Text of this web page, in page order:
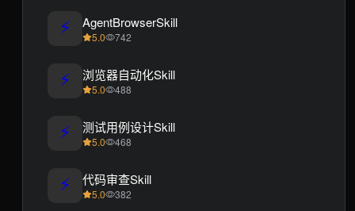
⚡ AgentBrowserSkill
5.0 742
⚡ 浏览器自动化Skill
5.0 488
⚡ 测试用例设计Skill
5.0 468
⚡ 代码审查Skill
5.0 382